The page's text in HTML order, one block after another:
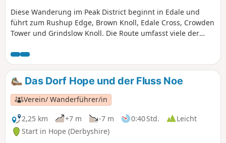
Diese Wanderung im Peak District beginnt in Edale und
führt zum Rushup Edge, Brown Knoll, Edale Cross, Crowden
Tower und Grindslow Knoll. Die Route umfasst viele der
Teils des Derbyshire Peak District und sollte für einen
schönen Tag aufgehoben werden.
Das Dorf Hope und der Fluss Noe
Verein/ Wanderführer/in
2,25 km
+7 m -7 m 0:40 Std.
Leicht
Start in Hope (Derbyshire)